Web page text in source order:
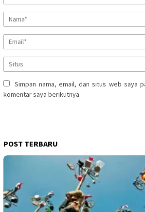
Simpan nama, email, dan situs web saya
komentar saya berikutnya.
POST TERBARU